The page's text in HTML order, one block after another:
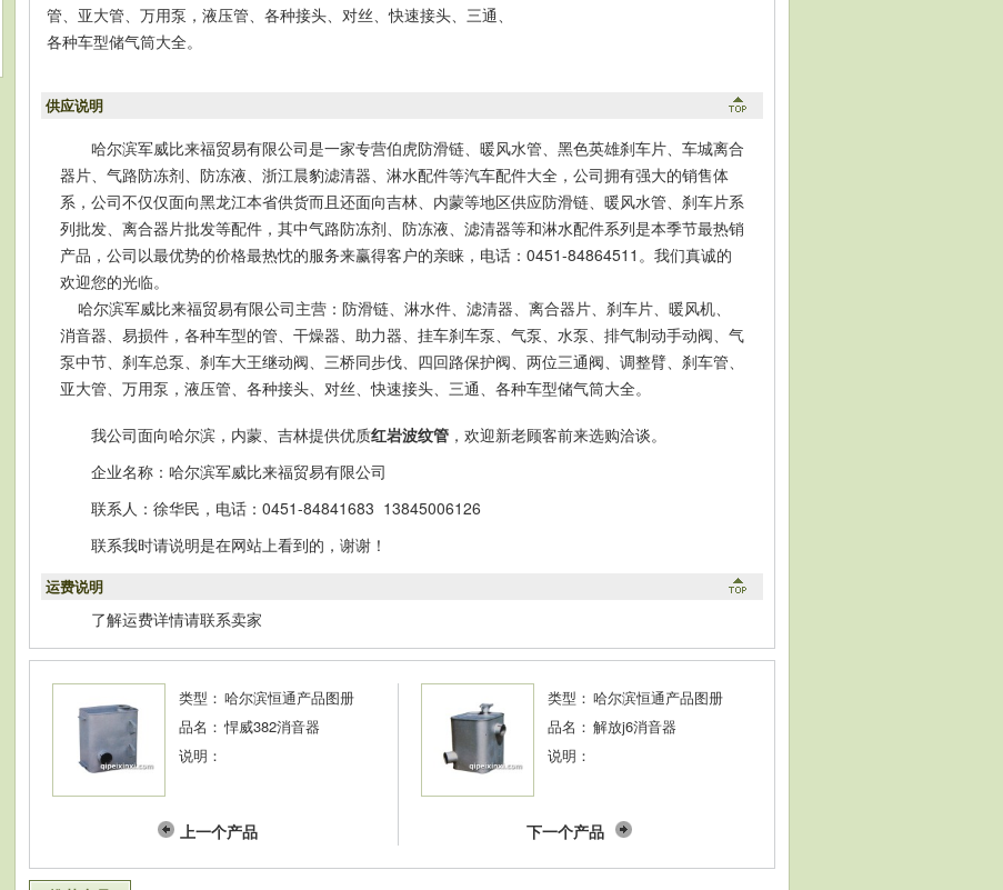
管、亚大管、万用泵，液压管、各种接头、对丝、快速接头、三通、
各种车型储气筒大全。
供应说明
哈尔滨军威比来福贸易有限公司是一家专营伯虎防滑链、暖风水管、黑色英雄刹车片、车城离合
器片、气路防冻剂、防冻液、浙江晨豹滤清器、淋水配件等汽车配件大全，公司拥有强大的销售体
系，公司不仅仅面向黑龙江本省供货而且还面向吉林、内蒙等地区供应防滑链、暖风水管、刹车片系
列批发、离合器片批发等配件，其中气路防冻剂、防冻液、滤清器等和淋水配件系列是本季节最热销
产品，公司以最优势的价格最热忱的服务来赢得客户的亲睐，电话：0451-84864511。我们真诚的
欢迎您的光临。
哈尔滨军威比来福贸易有限公司主营：防滑链、淋水件、滤清器、离合器片、刹车片、暖风机、
消音器、易损件，各种车型的管、干燥器、助力器、挂车刹车泵、气泵、水泵、排气制动手动阀、气
泵中节、刹车总泵、刹车大王继动阀、三桥同步伐、四回路保护阀、两位三通阀、调整臂、刹车管、
亚大管、万用泵，液压管、各种接头、对丝、快速接头、三通、各种车型储气筒大全。
我公司面向哈尔滨，内蒙、吉林提供优质红岩波纹管 ，欢迎新老顾客前来选购洽谈。
企业名称：哈尔滨军威比来福贸易有限公司
联系人：徐华民，电话：0451-84841683 13845006126
联系我时请说明是在网站上看到的，谢谢！
运费说明
了解运费详情请联系卖家
类型： 哈尔滨恒通产品图册
品名： 悍威382消音器
说明：
上一个产品
类型： 哈尔滨恒通产品图册
品名： 解放j6消音器
说明：
下一个产品